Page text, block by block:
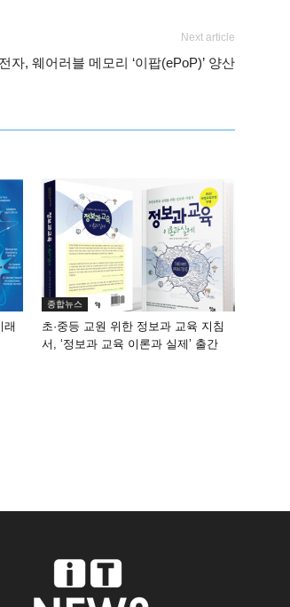
Next article
자, 웨어러블 메모리 ‘이팝(ePoP)’ 양산
래
종합뉴스
초·중등 교원 위한 정보과 교육 지침
서, ‘정보과 교육 이론과 실제’ 출간